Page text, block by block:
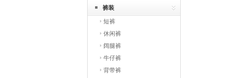
裤装
短裤
休闲裤
阔腿裤
牛仔裤
背带裤